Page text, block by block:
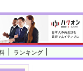
ランキング